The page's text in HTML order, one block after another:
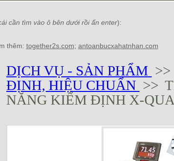
cần tìm vào ô bên dưới rồi ấn enter):
thêm: together2s.com; antoanbucxahatnhan.com
DỊCH VỤ - SẢN PHẨM >>
ĐỊNH, HIỆU CHUẨN >>
NĂNG KIỂM ĐỊNH X-